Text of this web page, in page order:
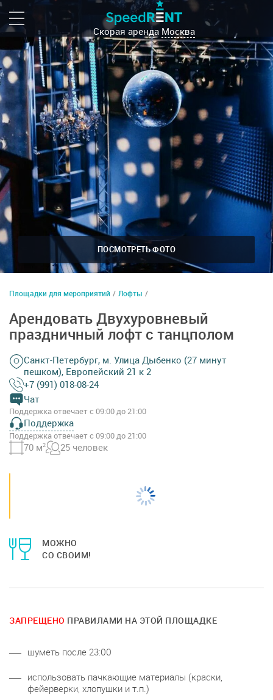
Скорая аренда Москва
ПОСМОТРЕТЬ ФОТО
Площадки для мероприятий / Лофты /
Арендовать Двухуровневый
праздничный лофт с танцполом
Санкт-Петербург, м. Улица Дыбенко (27 минут
пешком), Европейский 21 к 2
+7 (991) 018-08-24
Чат
Поддержка отвечает с 09:00 до 21:00
Поддержка
Поддержка отвечает с 09:00 до 21:00
70 м2 25 человек
МОЖНО
СО СВОИМ!
ЗАПРЕЩЕНО ПРАВИЛАМИ НА ЭТОЙ ПЛОЩАДКЕ
шуметь после 23:00
использовать пачкающие материалы (краски,
фейерверки, хлопушки и т.п.)